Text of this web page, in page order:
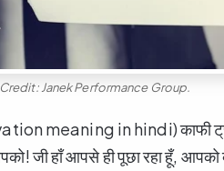
| Credit: Janek Performance Group.
meaning in hindi) काफी
जी हाँ आपसे ही पूछा रहा हूँ, आपको